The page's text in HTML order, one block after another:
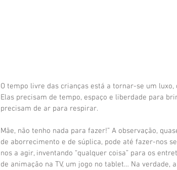
O tempo livre das crianças está a tornar-se um
Elas precisam de tempo, espaço e liberdade para
precisam de ar para respirar.
Mãe, não tenho nada para fazer!” A observação,
de aborrecimento e de súplica, pode até fazer-nos
nos a agir, inventando “qualquer coisa” para os
de animação na TV, um jogo no tablet… Na verdade,